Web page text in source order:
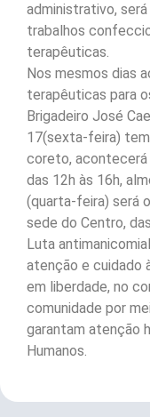
administrativo,
trabalhos
terapêuticas.
Nos mesmos dias
terapêuticas para
Brigadeiro José
17(sexta-feira) tem
coreto, acontecerá
das 12h às 16h,
(quarta-feira) será
sede do Centro,
Luta
atenção e cuidado
em liberdade, no
comunidade por
garantam atenção
Humanos.